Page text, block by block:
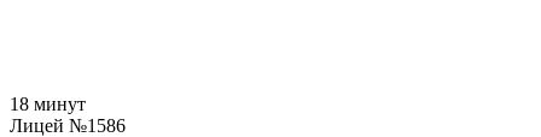
18 минут
Лицей №1586